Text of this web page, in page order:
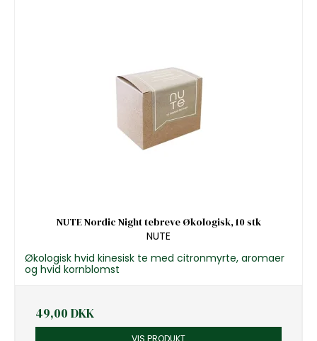
NUTE Nordic Night tebreve Økologisk, 10 stk
NUTE
Økologisk hvid kinesisk te med citronmyrte, aromaer
og hvid kornblomst
49,00 DKK
VIS PRODUKT